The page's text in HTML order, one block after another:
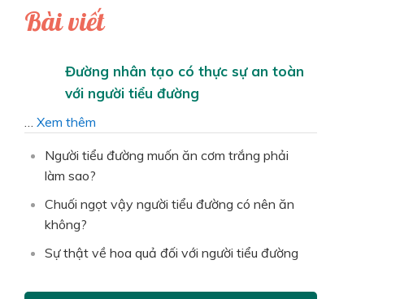
Bài viết
Đường nhân tạo có thực sự an toàn
với người tiểu đường
… Xem thêm
Người tiểu đường muốn ăn cơm trắng phải
làm sao?
Chuối ngọt vậy người tiểu đường có nên ăn
không?
Sự thật về hoa quả đối với người tiểu đường